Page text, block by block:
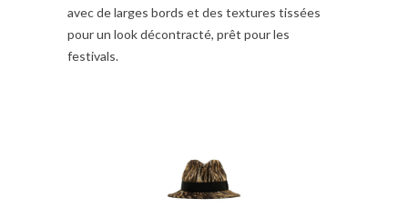
avec de larges bords et des textures tissées
pour un look décontracté, prêt pour les
festivals.